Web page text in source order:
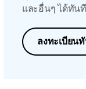
และอื่นๆ ได้ทัน
ลงทะเบียน